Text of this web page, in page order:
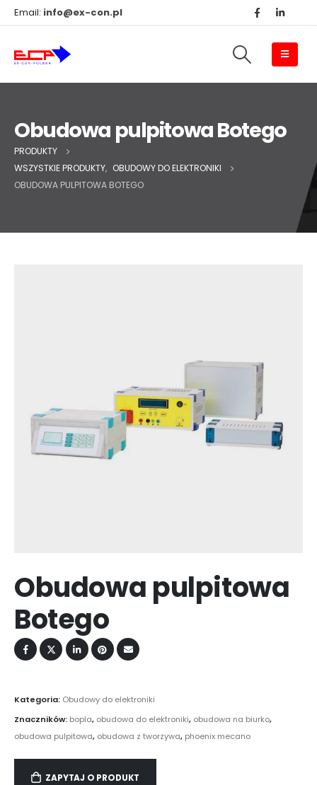
Email: info@ex-con.pl
Obudowa pulpitowa Botego
PRODUKTY
WSZYSTKIE PRODUKTY, OBUDOWY DO ELEKTRONIKI
OBUDOWA PULPITOWA BOTEGO
Obudowa pulpitowa
Botego
Kategoria: Obudowy do elektroniki
Znaczników: bopla, obudowa do elektroniki, obudowa na biurko,
obudowa pulpitowa, obudowa z tworzywa, phoenix mecano
ZAPYTAJ O PRODUKT